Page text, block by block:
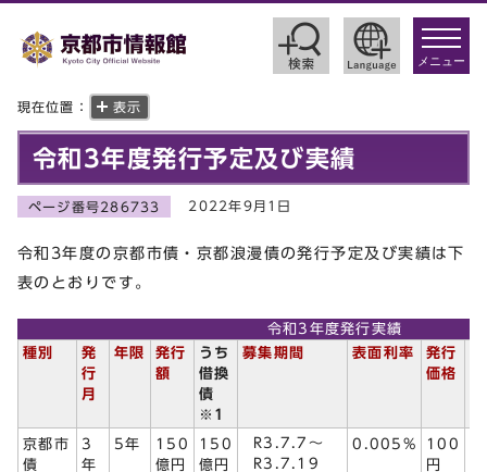
toggle
メニュー
現在位置： 表示
令和3年度発行予定及び実績
ページ番号286733 2022年9月1日
令和3年度の京都市債・京都浪漫債の発行予定及び実績は下
表のとおりです。
令和3年度発行実績
種別
発
行
月
年限
発行
額
うち
借換
債
※1
募集期間 表面利率
発行
価格
京都市
債
3
年
5年
150
億円
150
億円
R3.7.7～
R3.7.19
0.005%
100
円